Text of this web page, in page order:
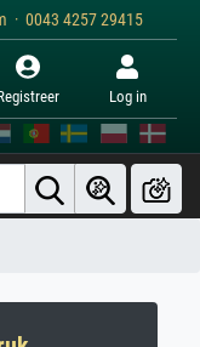
· 0043 4257 29415
Log in